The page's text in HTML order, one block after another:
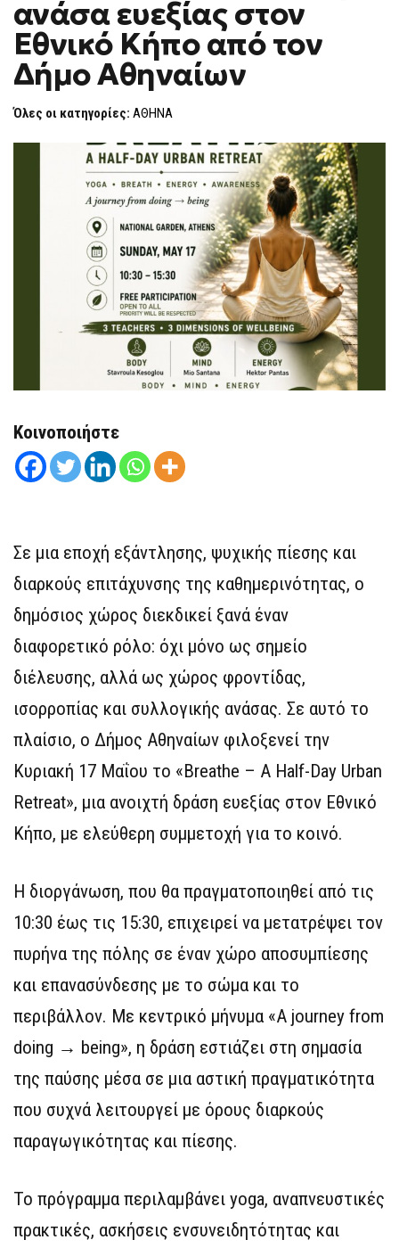
ΑΝΆΣΑ
ΕΥΕΞΊΑΣ
ΣΤΟΝ
ΕΘΝΙΚΌ
ΚΉΠΟ
ΑΠΌ
ΔΉΜΟ
ΑΘΗΝΑΊΩΝ
ανάσα ευεξίας στον
Εθνικό Κήπο από τον
Δήμο Αθηναίων
Όλες οι κατηγορίες: ΑΘΗΝΑ
Κοινοποιήστε
Σε μια εποχή εξάντλησης, ψυχικής πίεσης και
διαρκούς επιτάχυνσης της καθημερινότητας, ο
δημόσιος χώρος διεκδικεί ξανά έναν
διαφορετικό ρόλο: όχι μόνο ως σημείο
διέλευσης, αλλά ως χώρος φροντίδας,
ισορροπίας και συλλογικής ανάσας. Σε αυτό το
πλαίσιο, ο Δήμος Αθηναίων φιλοξενεί την
Κυριακή 17 Μαΐου το «Breathe – A Half-Day Urban
Retreat», μια ανοιχτή δράση ευεξίας στον Εθνικό
Κήπο, με ελεύθερη συμμετοχή για το κοινό.
Η διοργάνωση, που θα πραγματοποιηθεί από τις
10:30 έως τις 15:30, επιχειρεί να μετατρέψει τον
πυρήνα της πόλης σε έναν χώρο αποσυμπίεσης
και επανασύνδεσης με το σώμα και το
περιβάλλον. Με κεντρικό μήνυμα «A journey from
doing → being», η δράση εστιάζει στη σημασία
της παύσης μέσα σε μια αστική πραγματικότητα
που συχνά λειτουργεί με όρους διαρκούς
παραγωγικότητας και πίεσης.
Το πρόγραμμα περιλαμβάνει yoga, αναπνευστικές
πρακτικές, ασκήσεις ενσυνειδητότητας και